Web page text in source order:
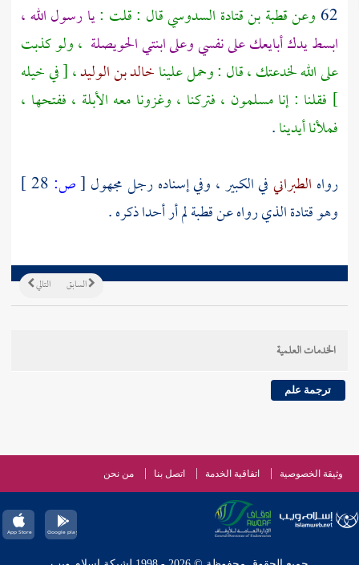
62 وعنقطبة بن قتادة السدوسيقال : قلت :يا رسول الله ،
ابسط يدك أبايعك على نفسي وعلى ابنتيالحويصلة ، ولو كذبت
على الله لخدعتك ، قال : وحمل عليناخالد بن الوليد، [ في خيله
] فقلنا : إنا مسلمون ، فتركنا ، وغزونا معه الأبلة ، ففتحها ،
فملأنا أيدينا.
رواه الطبرانيفي الكبير ، وفي إسناده رجل مجهول [ص:
وهوقتادةالذي رواه عنقطبةلم أر أحدا ذكره .
التالي السابق
الخدمات العلمية
ترجمة علم
وثيقة الخصوصية اتفاقية الخدمة اتصل بنا من نحن